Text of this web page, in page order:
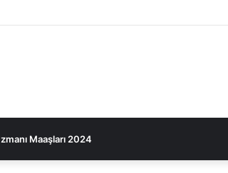
Maaşları 2024